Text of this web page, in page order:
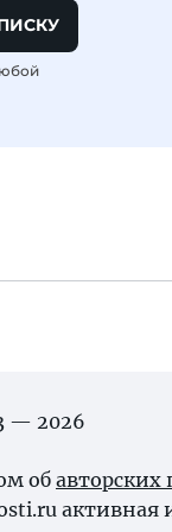
— 2026
об авторских
активная